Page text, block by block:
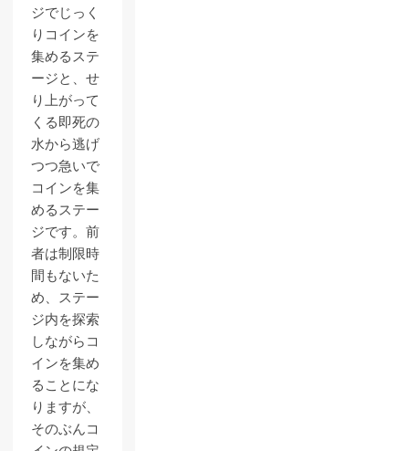
ジでじっく
りコインを
集めるステ
ージと、せ
り上がって
くる即死の
水から逃げ
つつ急いで
コインを集
めるステー
ジです。前
者は制限時
間もないた
め、ステー
ジ内を探索
しながらコ
インを集め
ることにな
りますが、
そのぶんコ